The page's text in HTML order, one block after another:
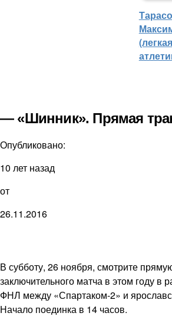
(легкая
— «Шинник». Прямая
Опубликовано:
10 лет назад
от
26.11.2016
В субботу, 26 ноября, смотрите
заключительного матча в этом году в
ФНЛ между «Спартаком-2» и
Начало поединка в 14 часов.